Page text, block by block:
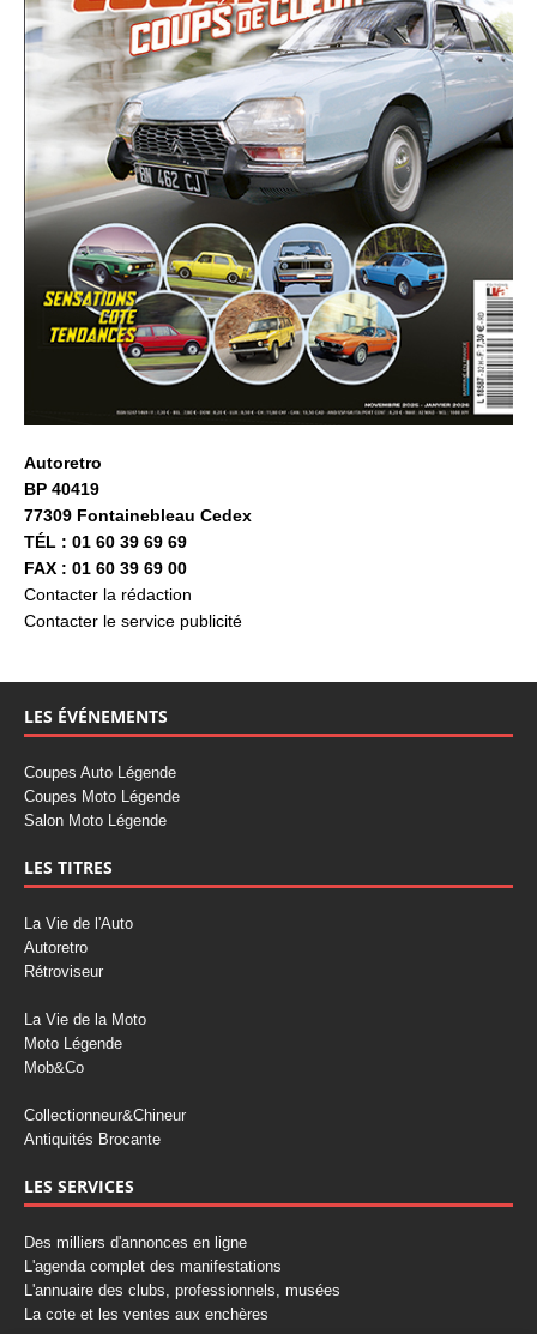
Autoretro
BP 40419
77309 Fontainebleau Cedex
TÉL : 01 60 39 69 69
FAX : 01 60 39 69 00
Contacter la rédaction
Contacter le service publicité
LES ÉVÉNEMENTS
Coupes Auto Légende
Coupes Moto Légende
Salon Moto Légende
LES TITRES
La Vie de l'Auto
Autoretro
Rétroviseur
La Vie de la Moto
Moto Légende
Mob&Co
Collectionneur&Chineur
Antiquités Brocante
LES SERVICES
Des milliers d'annonces en ligne
L'agenda complet des manifestations
L'annuaire des clubs, professionnels, musées
La cote et les ventes aux enchères